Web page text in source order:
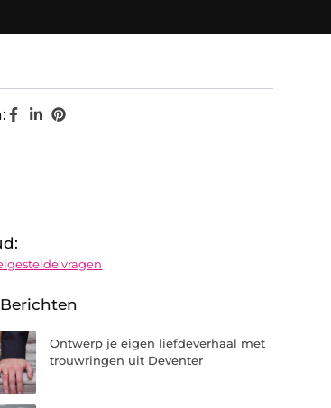
vragen
Ontwerp je eigen liefdeverhaal met
trouwringen uit Deventer